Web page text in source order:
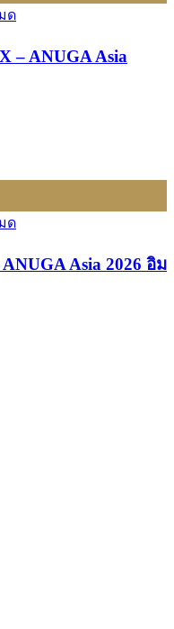
ด
– ANUGA Asia
ด
Asia 2026 อิม